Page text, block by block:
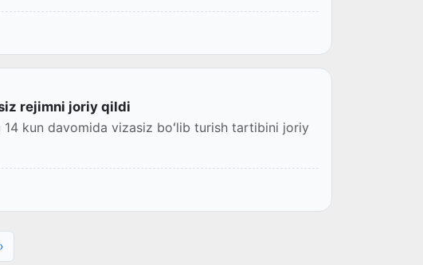
rejimni joriy qildi
14 kun davomida vizasiz boʻlib turish tartibini joriy
›